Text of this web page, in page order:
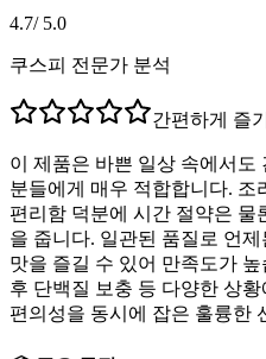
4.7/ 5.0
쿠스피 전문가 분석
간편하게 즐
이 제품은 바쁜 일상 속에서도
분들에게 매우 적합합니다. 조
편리함 덕분에 시간 절약은 물
을 줍니다. 일관된 품질로 언
맛을 즐길 수 있어 만족도가
후 단백질 보충 등 다양한 상
편의성을 동시에 잡은 훌륭한